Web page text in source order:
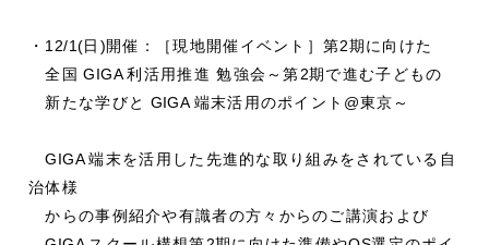
・ 12/1(日 )開催：［現地開催イベント］第2期に向けた
全国 GIGA利活用推進 勉強会～第2期で進む子どもの
新たな学びと GIGA 端末活用のポイント @東京～
GIGA端末を活用した先進的な取り組みをされている自
治体様
からの事例紹介や有識者の方々からのご講演および